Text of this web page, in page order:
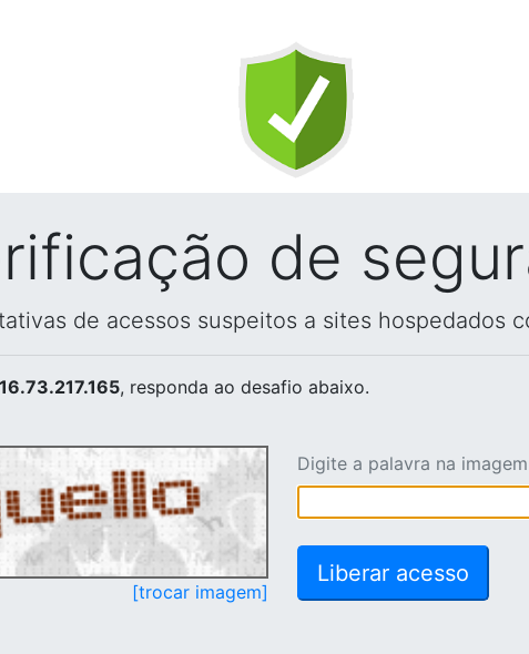
de
de acessos suspeitos a sites hospedados
, responda ao desafio abaixo.
[trocar imagem]
Digite a palavra na